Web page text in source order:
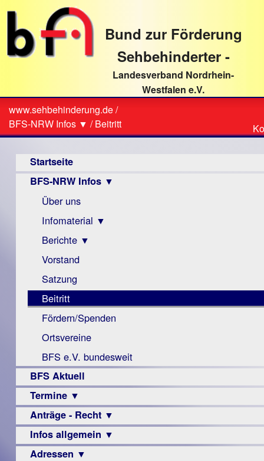
direkt
Textinhalt
Bund zur Förderung
Sehbehinderter -
Landesverband Nordrhein-
Westfalen e.V.
Sie
sind
hier
www.sehbehinderung.de/
BFS-NRW Infos ▼ /Beitritt
Startseite
BFS-NRW Infos ▼
Über uns
Infomaterial ▼
Visus
Zeitschrift
Monokular
Mac
Instagram-
Links
Berichte ▼
Archiv
Berichte
Vorstand
Satzung
Beitritt
Fördern/Spenden
Ortsvereine
BFS e.V. bundesweit
BFS Aktuell
Termine ▼
Veranstaltungsprogramme
Anträge - Recht ▼
Archiv
Urteile
Infos allgemein ▼
Sehbehinderung
Adressen ▼